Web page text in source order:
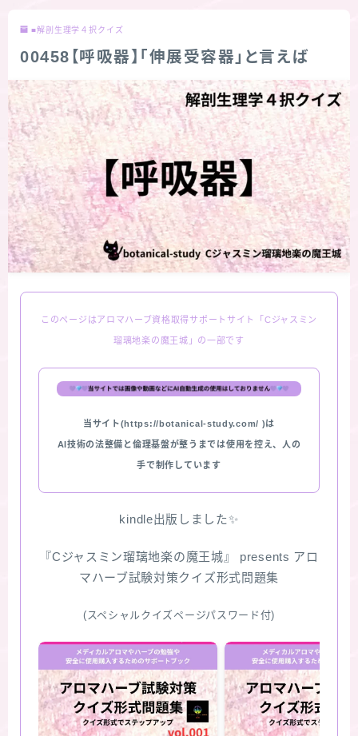
お問い合わせ
サイトマップ
■解剖生理学４択クイズ
00458【呼吸器】「伸展受容器」と言えば
このページはアロマハーブ資格取得サポートサイト「Cジャスミン
瑠璃地楽の魔王城」の一部です
当サイト(https://botanical-study.com/ )は
AI技術の法整備と倫理基盤が整うまでは使用を控え、人の
手で制作しています
kindle出版しました✨
『Cジャスミン瑠璃地楽の魔王城』 presents アロ
マハーブ試験対策クイズ形式問題集
(スペシャルクイズページパスワード付)